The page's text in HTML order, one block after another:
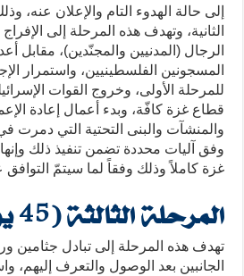
إلى حالة الهدوء التام والإعلان عنه،
الثانية، وتهدف هذه المرحلة إلى
الرجال (المدنيين والمجنّدين)، مقابل
المسجونين الفلسطينيين، واستمرار
للمرحلة الأولى، وخروج القوات
قطاع غزة كافّة، وبدء أعمال إعادة
والمنشآت والبنى التحتية التي
وفق آليات محددة تضمن تنفيذ ذلك
غزة كاملاً وذلك وفقاً لما سيتمّ التوافق
المرحلة الثالثة (45 يوما):
تهدف هذه المرحلة إلى تبادل جثامين
الجانبين بعد الوصول والتعرف إليهم،